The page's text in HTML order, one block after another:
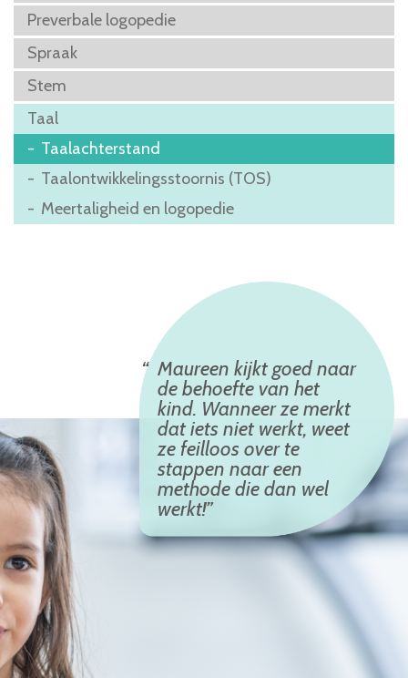
Preverbale logopedie
Spraak
Stem
Taal
Taalachterstand
Taalontwikkelingsstoornis (TOS)
Meertaligheid en logopedie
Maureen kijkt goed naar
de behoefte van het
kind. Wanneer ze merkt
dat iets niet werkt, weet
ze feilloos over te
stappen naar een
methode die dan wel
werkt!